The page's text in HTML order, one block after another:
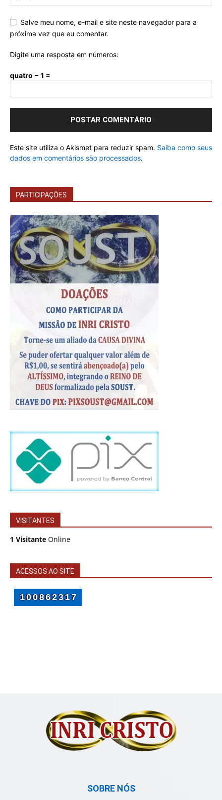
Salve meu nome, e-mail e site neste navegador para a
próxima vez que eu comentar.
Digite uma resposta em números:
quatro − 1 =
Este site utiliza o Akismet para reduzir spam. Saiba como seus
dados em comentários são processados.
PARTICIPAÇÕES
VISITANTES
1 Visitante Online
ACESSOS AO SITE
SOBRE NÓS